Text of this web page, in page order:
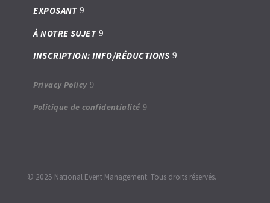
EXPOSANT
À NOTRE SUJET
INSCRIPTION: INFO/RÉDUCTIONS
Privacy Policy
Politique de confidentialité
© 2025 National Event Management. Tous droits réservés.